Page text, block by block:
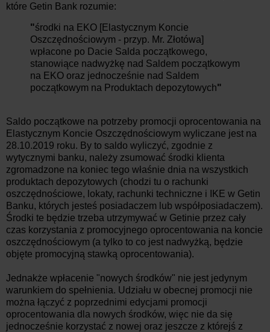
które Getin Bank rozumie:
"środki na EKO [Elastycznym Koncie
Oszczędnościowym - przyp. Mr. Złotówa]
wpłacone po Dacie Salda początkowego,
stanowiące nadwyżkę nad Saldem początkowym
na EKO oraz jednocześnie nad Saldem
początkowym na Produktach depozytowych"
Saldo początkowe na potrzeby promocji oprocentowania na
Elastycznym Koncie Oszczędnościowym wyliczane jest na
28.10.2019 roku. By to saldo wyliczyć, zgodnie z
wytycznymi banku, należy zsumować środki klienta
zgromadzone na koniec tego właśnie dnia na wszystkich
produktach depozytowych (chodzi tu o rachunki
oszczędnościowe, lokaty, rachunki techniczne i IKE w Getin
Banku, których jesteś posiadaczem lub współposiadaczem).
Środki te będzie trzeba utrzymywać w Getinie przez cały
czas korzystania z promocyjnego oprocentowania na koncie
oszczędnościowym (a tylko to co jest nadwyżką, będzie
objęte promocyjną stawką oprocentowania).
Jednakże wpłacenie "nowych środków" nie jest jedynym
warunkiem do spełnienia. Udziału w obecnej promocji nie
można łączyć z poprzednimi edycjami promocji
oprocentowania dla nowych środków, więc nie da się
jednocześnie korzystać z nowej oraz jeszcze z którejś z